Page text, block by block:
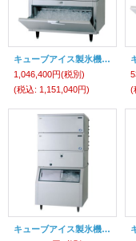
キューブアイス製氷機 【セル方式】スタックオンタイプ（スモールサイズ）【Panasonic】
1,046,400円(税別)
(税込: 1,151,040円)
(
キューブアイス製氷機 【セル方式】スタックオンタイプ（スモールサイズ）【Panasonic】